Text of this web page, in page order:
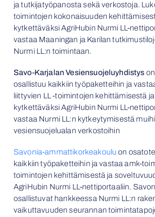
ja tutkijatyöpanosta sekä verkostoja.
toimintojen kokonaisuuden
kytkettäväksi AgriHubin Nurmi LL-
vastaa Maaningan ja Karilan
Nurmi LL:n toimintaan.
Savo-Karjalan Vesiensuojeluyhdistys
osallistuu kaikkiin työpaketteihin ja
liittyvien LL -toimintojen kehittämisestä
kytkettäväksi AgriHubin Nurmi LL-
vastaa Nurmi LL:n kytkeytymisestä
vesiensuojelualan verkostoihin
Savonia-ammattikorkeakoulu on
kaikkiin työpaketteihin ja vastaa amk-
toimintojen kehittämisestä ja
AgriHubin Nurmi LL-nettiportaaliin.
osallistuvat hankkeessa Nurmi LL:n
vaikuttavuuden seurannan